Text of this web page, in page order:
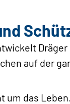
Dräger
auf der
um das